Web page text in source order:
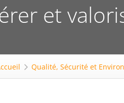
et
Qualité, Sécurité et